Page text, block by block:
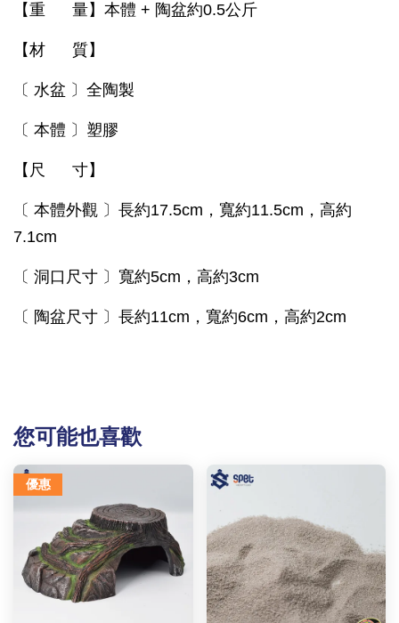
【重 量】 本體 + 陶盆約0.5公斤
【材 質】
〔 水盆 〕全陶製
〔 本體 〕塑膠
【尺 寸】
〔 本體外觀 〕長約17.5cm，寬約11.5cm，高約
7.1cm
〔 洞口尺寸 〕寬約5cm，高約3cm
〔 陶盆尺寸 〕長約11cm，寬約6cm，高約2cm
您可能也喜歡
優惠